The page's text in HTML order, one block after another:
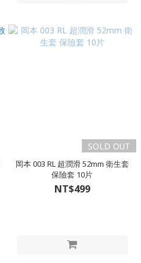
SOLD OUT
岡本 003 RL 超潤滑 52mm 衛生套
保險套 10片
NT$499